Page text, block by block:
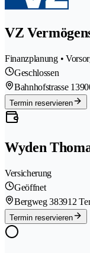
VZ
Finanzplanung •
Geschlossen
Bahnhofstrasse 1
Termin reservieren
Wyden
Versicherung
Geöffnet
Bergweg 383912
Termin reservieren